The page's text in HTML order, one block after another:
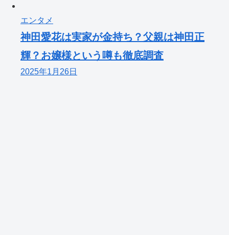
エンタメ
神田愛花は実家が金持ち？父親は神田正
輝？お嬢様という噂も徹底調査
2025年1月26日